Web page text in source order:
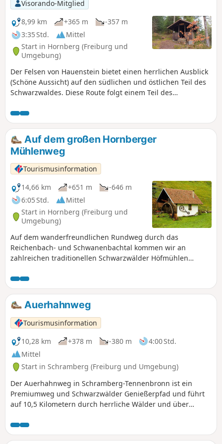
Visorando-Mitglied
8,99 km
+365 m
-357 m
3:35 Std.
Mittel
Start in Hornberg (Freiburg und
Umgebung)
Der Felsen von Hauenstein bietet einen herrlichen Ausblick
(Schöne Aussicht) auf den südlichen und östlichen Teil des
Schwarzwaldes. Diese Route folgt einem Teil des
oberhalb von Niederwasser.
Auf dem großen Hornberger
Mühlenweg
Tourismusinformation
14,66 km
+651 m
-646 m
6:05 Std.
Mittel
Start in Hornberg (Freiburg und
Umgebung)
Auf dem wanderfreundlichen Rundweg durch das
Reichenbach- und Schwanenbachtal kommen wir an
zahlreichen traditionellen Schwarzwälder Höfmühlen
und ein romantisches Felsenlabyrinth. Eine
familienfreundliche Tour bei Hornberg.
Auerhahnweg
Tourismusinformation
10,28 km
+378 m -380 m
4:00 Std.
Mittel
Start in Schramberg (Freiburg und Umgebung)
Der Auerhahnweg in Schramberg-Tennenbronn ist ein
Premiumweg und Schwarzwälder Genießerpfad und führt
auf 10,5 Kilometern durch herrliche Wälder und über
Jahrhunderts noch eine große Auerhuhn-Population.
Unterwegs gibt es immer wieder beeindruckende